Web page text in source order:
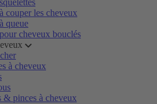
couper les cheveux
queue
cheveux bouclés
à cheveux
& pinces à cheveux